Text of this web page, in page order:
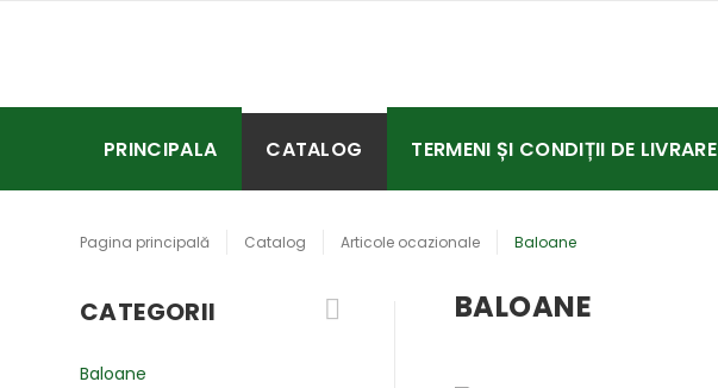
PRINCIPALA CATALOG TERMENI ȘI CONDIȚII DE LIVRARE
Pagina principală Catalog Articole ocazionale Baloane
CATEGORII
Baloane
BALOANE